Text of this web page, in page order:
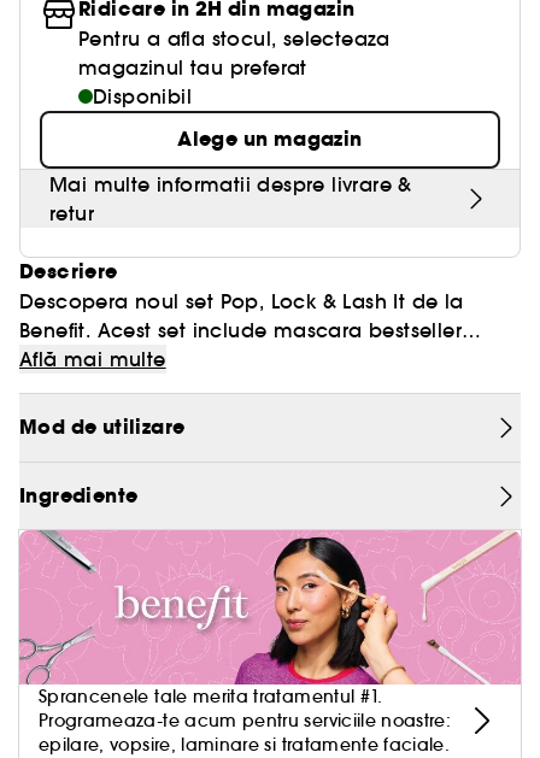
Ridicare in 2H din magazin
Pentru a afla stocul, selecteaza
magazinul tau preferat
Disponibil
Alege un magazin
Mai multe informatii despre livrare &
retur
Descriere
Descopera noul set Pop, Lock & Lash It de la
Benefit. Acest set include mascara bestseller
BADgal BANG! pentru gene intens negre, cu
volum complet 360° si volum maxim timp de 36
de ore*. Apoi, foloseste gelul transparent 24-HR
intreaga zi**. Poarta 24-HR Brow Setter singur sau
pentru a fixa alte produse pentru sprancene!
* Test instrumental pe 21 de participanti (BADgal
** Test instrumental pe 21 de participanti (24-HR
Brow Setter)
Află mai multe
Mod de utilizare
Ingrediente
Sprancenele tale merita tratamentul #1.
Programeaza-te acum pentru serviciile noastre:
epilare, vopsire, laminare si tratamente faciale.